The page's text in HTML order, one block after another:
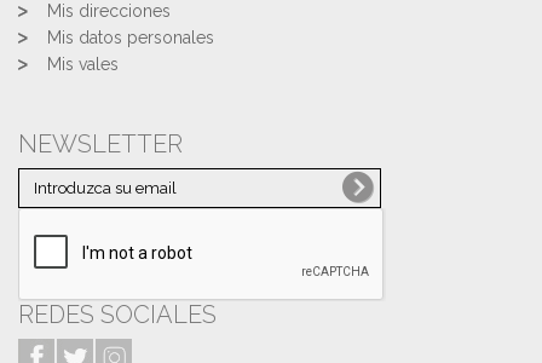
Mis direcciones
Mis datos personales
Mis vales
NEWSLETTER
REDES SOCIALES